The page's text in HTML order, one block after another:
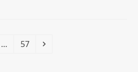
… Seite
57 Vorwärts